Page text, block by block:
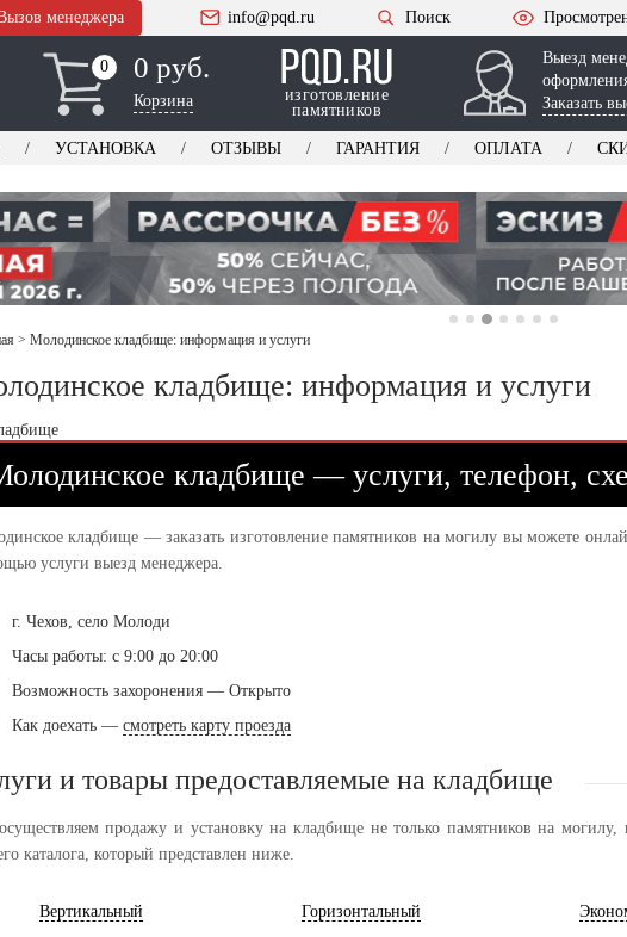
менеджера info@pqd.ru Поиск
0
0 0 руб.
Корзина
изготовление
памятников
Выезд
Заказать
УСТАНОВКА ОТЗЫВЫ ГАРАНТИЯ ОПЛАТА
> Молодинское кладбище: информация и услуги
кладбище: информация и услуги
кладбище — услуги, телефон,
кладбище — заказать изготовление памятников на могилу вы можете
услуги выезд менеджера.
г. Чехов, село Молоди
Часы работы: с 9:00 до 20:00
Возможность захоронения — Открыто
Как доехать — смотреть карту проезда
и товары предоставляемые на кладбище
продажу и установку на кладбище не только памятников на
каталога, который представлен ниже.
Вертикальный Горизонтальный